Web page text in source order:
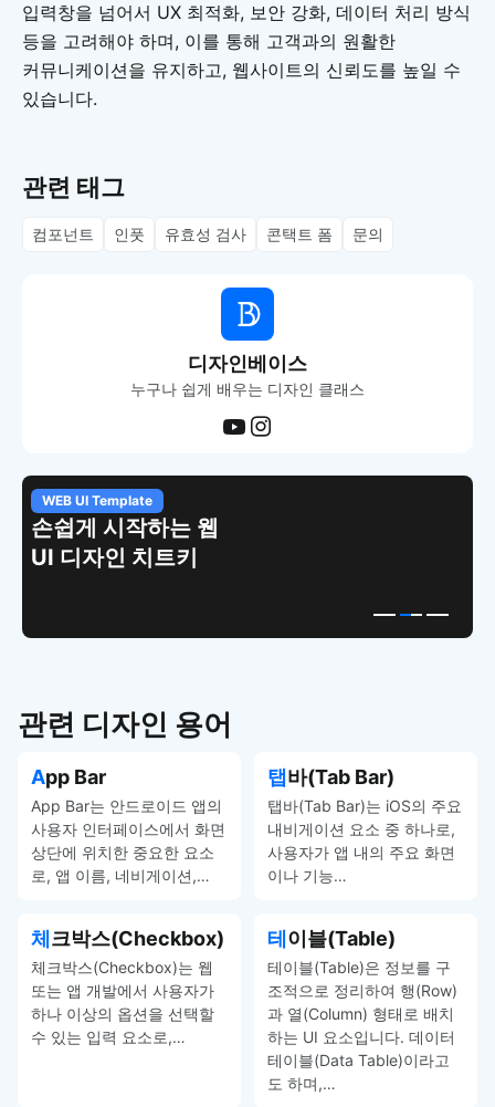
입력창을 넘어서 UX 최적화, 보안 강화, 데이터 처리 방식
등을 고려해야 하며, 이를 통해 고객과의 원활한
커뮤니케이션을 유지하고, 웹사이트의 신뢰도를 높일 수
있습니다.
관련 태그
컴포넌트 인풋 유효성 검사 콘택트 폼 문의
디자인베이스
누구나 쉽게 배우는 디자인 클래스
WEB UI Template
손쉽게 시작하는 웹
UI 디자인 치트키
관련 디자인 용어
App Bar
App Bar는 안드로이드 앱의
사용자 인터페이스에서 화면
상단에 위치한 중요한 요소
로, 앱 이름, 네비게이션,…
탭바(Tab Bar)
탭바(Tab Bar)는 iOS의 주요
내비게이션 요소 중 하나로,
사용자가 앱 내의 주요 화면
이나 기능…
체크박스(Checkbox)
체크박스(Checkbox)는 웹
또는 앱 개발에서 사용자가
하나 이상의 옵션을 선택할
수 있는 입력 요소로,…
테이블(Table)
테이블(Table)은 정보를 구
조적으로 정리하여 행(Row)
과 열(Column) 형태로 배치
하는 UI 요소입니다. 데이터
테이블(Data Table)이라고
도 하며,…